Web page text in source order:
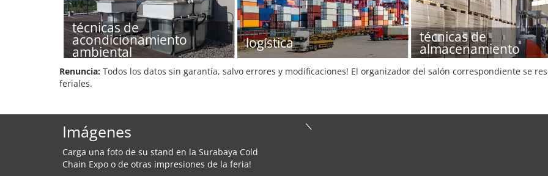
técnicas de
acondicionamiento
ambiental
logística técnicas de
almacenamiento
Renuncia: Todos los datos sin garantía, salvo errores y modificaciones! El organizador del salón correspondiente se
feriales.
Imágenes
Carga una foto de su stand en la Surabaya Cold
Chain Expo o de otras impresiones de la feria!